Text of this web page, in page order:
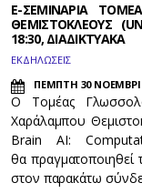
E-ΣΕΜΙΝΑΡΙΑ
ΘΕΜΙΣΤΟΚΛΕΟΥΣ
18:30, ΔΙΑΔΙΚΤΥΑΚΑ
ΕΚΔΗΛΩΣΕΙΣ
ΠΕΜΠΤΗ 30
Ο Τομέας
Χαράλαμπου
Brain AI:
θα πραγματοποιηθεί
στον παρακάτω